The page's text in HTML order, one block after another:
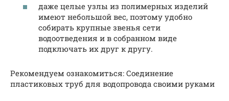
даже целые узлы из полимерных изделий
имеют небольшой вес, поэтому удобно
собирать крупные звенья сети
водоотведения и в собранном виде
подключать их друг к другу.
Рекомендуем ознакомиться: Соединение
пластиковых труб для водопровода своими руками